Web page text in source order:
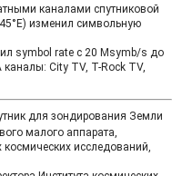
каналами спутниковой
изменил символьную
symbol rate с 20 Msymb/s до
City TV, T-Rock TV,
для зондирования Земли
малого аппарата,
исследований,